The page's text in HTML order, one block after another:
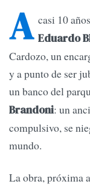
A casi 10
Eduardo
Cardozo, un
y a punto de ser
un banco del
Brandoni: un
compulsivo, se
mundo.
La obra, próxima